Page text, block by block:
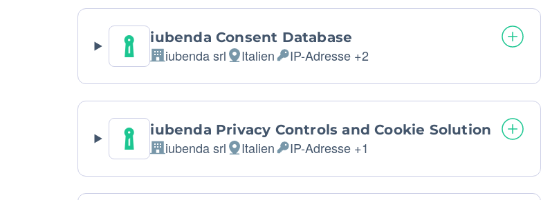
iubenda Consent Database
Firma:iubenda srlVerarbeitungsort:
ItalienVerarbeitete
personenbezogene
Daten:
IP-Adresse +2
iubenda Privacy Controls and Cookie Solution
Firma:iubenda srlVerarbeitungsort:
ItalienVerarbeitete
personenbezogene
Daten:
IP-Adresse +1